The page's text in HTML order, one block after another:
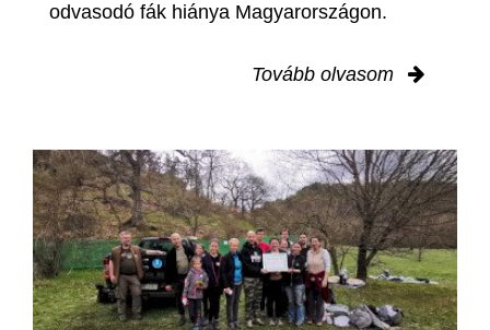
odvasodó fák hiánya Magyarországon.
Tovább olvasom